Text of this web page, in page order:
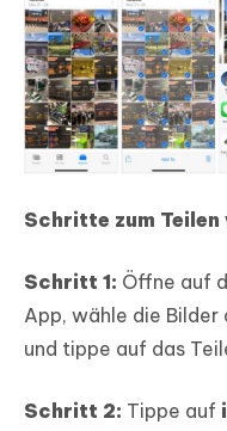
Schritte zum
Schritt 1: Öffne auf
App, wähle die
und tippe auf das
Schritt 2: Tippe auf